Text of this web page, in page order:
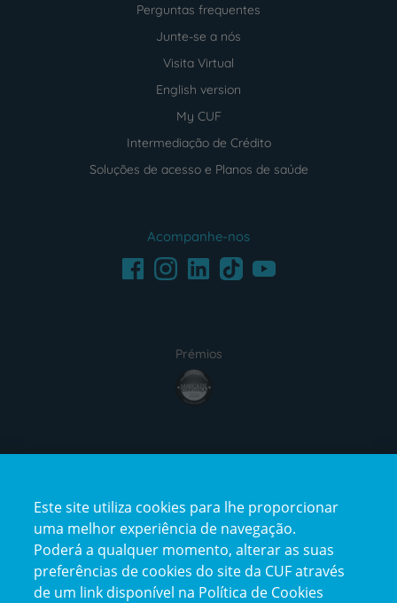
Perguntas frequentes
Junte-se a nós
Visita Virtual
English version
My CUF
Intermediação de Crédito
Soluções de acesso e Planos de saúde
Acompanhe-nos
FacebookInstagramLinkedInTikTokYoutube
Prémios
award4
certification2certification3
Este site utiliza cookies para lhe proporcionar
uma melhor experiência de navegação.
Poderá a qualquer momento, alterar as suas
preferências de cookies do site da CUF através
de um link disponível na Política de Cookies